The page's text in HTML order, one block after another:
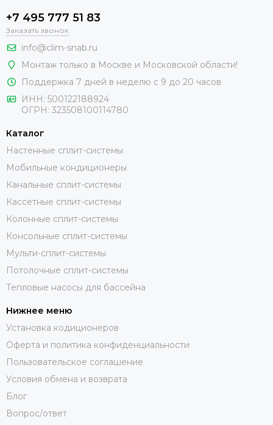
+7 495 777 51 83
Заказать звонок
info@clim-snab.ru
Монтаж только в Москве и Московской области!
Поддержка 7 дней в неделю с 9 до 20 часов
ИНН: 500122188924
ОГРН: 323508100114780
Каталог
Настенные сплит-системы
Мобильные кондиционеры
Канальные сплит-системы
Кассетные сплит-системы
Колонные сплит-системы
Консольные сплит-системы
Мульти-сплит-системы
Потолочные сплит-системы
Тепловые насосы для бассейна
Нижнее меню
Установка кодиционеров
Оферта и политика конфиденциальности
Пользовательское соглашение
Условия обмена и возврата
Блог
Вопрос/ответ